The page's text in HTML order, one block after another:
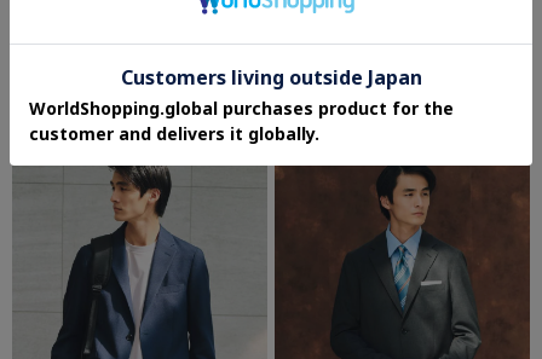
ホームスパンジャージジャケット【セッ
¥6,930
さらに20%OFF
ハウンドトゥースジャケット 【洗濯機
¥11,550
30%OFF
さらに20%OFF